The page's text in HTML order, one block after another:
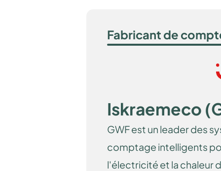
Fabricant de
Iskraemeco
GWF est un leader des
comptage intelligents
l'électricité et la chaleur